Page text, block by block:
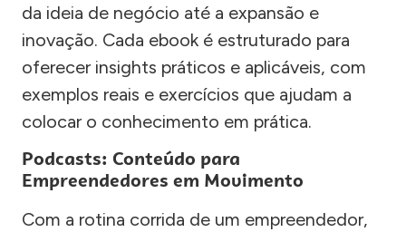
da ideia de negócio até a expansão e
inovação. Cada ebook é estruturado para
oferecer insights práticos e aplicáveis, com
exemplos reais e exercícios que ajudam a
colocar o conhecimento em prática.
Podcasts: Conteúdo para
Empreendedores em Movimento
Com a rotina corrida de um empreendedor,